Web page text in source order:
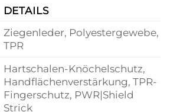
DETAILS
Ziegenleder, Polyestergewebe,
TPR
Hartschalen-Knöchelschutz,
Handflächenverstärkung, TPR-
Fingerschutz, PWR|Shield
Strick